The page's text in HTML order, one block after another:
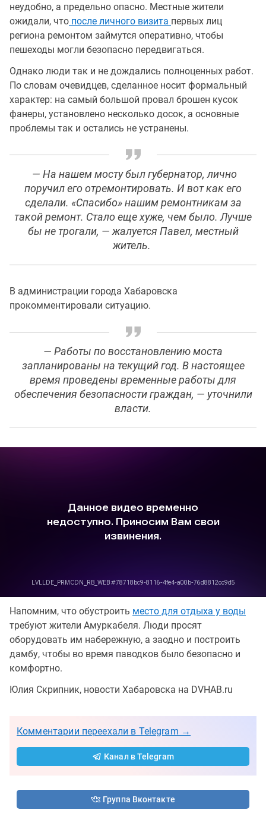
неудобно, а предельно опасно. Местные жители
ожидали, что после личного визита первых лиц
региона ремонтом займутся оперативно, чтобы
пешеходы могли безопасно передвигаться.
Однако люди так и не дождались полноценных работ.
По словам очевидцев, сделанное носит формальный
характер: на самый большой провал брошен кусок
фанеры, установлено несколько досок, а основные
проблемы так и остались не устранены.
— На нашем мосту был губернатор, лично
поручил его отремонтировать. И вот как его
сделали. «Спасибо» нашим ремонтникам за
такой ремонт. Стало еще хуже, чем было. Лучше
бы не трогали, — жалуется Павел, местный
житель.
В администрации города Хабаровска
прокомментировали ситуацию.
— Работы по восстановлению моста
запланированы на текущий год. В настоящее
время проведены временные работы для
обеспечения безопасности граждан, — уточнили
власти.
Напомним, что обустроить место для отдыха у воды
требуют жители Амуркабеля. Люди просят
оборудовать им набережную, а заодно и построить
дамбу, чтобы во время паводков было безопасно и
комфортно.
Юлия Скрипник, новости Хабаровска на DVHAB.ru
Комментарии переехали в Telegram →
Канал в Telegram
Группа Вконтакте